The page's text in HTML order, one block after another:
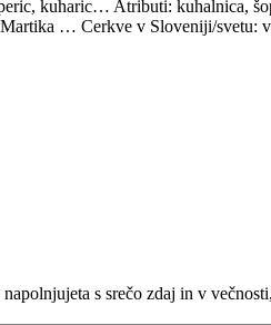
kuharic… Atributi: kuhalnica,
Martika … Cerkve v Sloveniji/svetu:
s srečo zdaj in v